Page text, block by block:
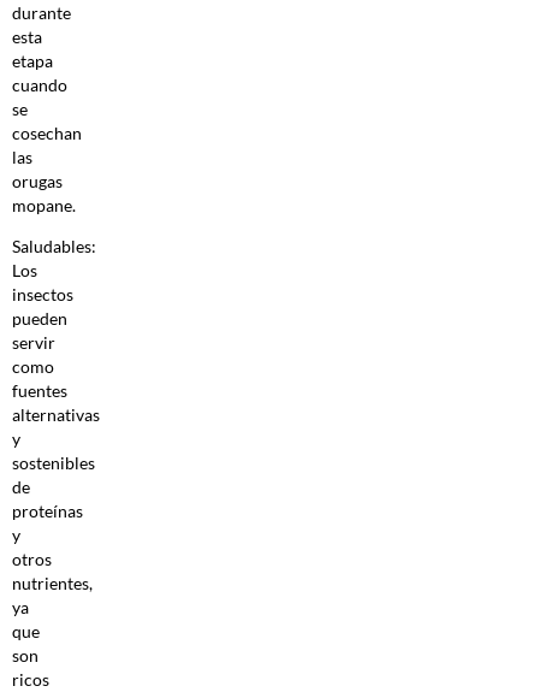
durante
esta
etapa
cuando
se
cosechan
las
orugas
mopane.
Saludables:
Los
insectos
pueden
servir
como
fuentes
alternativas
y
sostenibles
de
proteínas
y
otros
nutrientes,
ya
que
son
ricos